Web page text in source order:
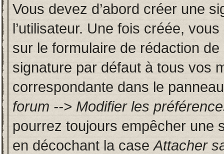
Vous devez d’abord créer une
l’utilisateur. Une fois créée,
sur le formulaire de rédaction
signature par défaut à tous vos
correspondante dans le
forum --> Modifier les
pourrez toujours empêcher une
en décochant la caseAttacher